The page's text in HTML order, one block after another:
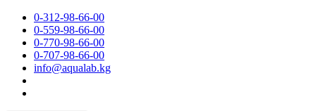
0-312-98-66-00
0-559-98-66-00
0-770-98-66-00
0-707-98-66-00
info@aqualab.kg